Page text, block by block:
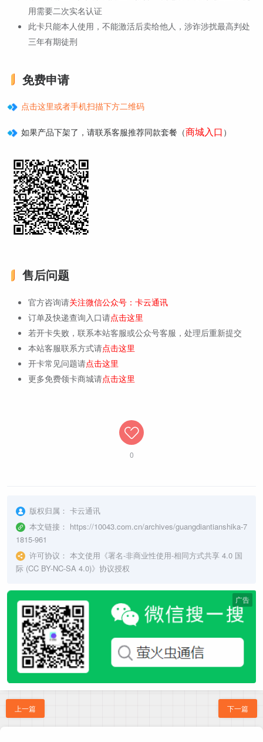
用需要二次实名认证
此卡只能本人使用，不能激活后卖给他人，涉诈涉扰最高判处
三年有期徒刑
免费申请
点击这里或者手机扫描下方二维码
如果产品下架了，请联系客服推荐同款套餐（商城入口 ）
售后问题
官方咨询请关注微信公众号：卡云通讯
订单及快递查询入口请点击这里
若开卡失败，联系本站客服或公众号客服，处理后重新提交
本站客服联系方式请点击这里
开卡常见问题请点击这里
更多免费领卡商城请点击这里
0
版权归属： 卡云通讯
本文链接： https://10043.com.cn/archives/guangdiantianshika-7
1815-961
许可协议： 本文使用《署名-非商业性使用-相同方式共享 4.0 国
际 (CC BY-NC-SA 4.0)》协议授权
广告
上一篇 下一篇